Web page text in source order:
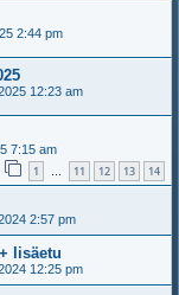
2:44 pm
12:23 am
7:15 am
1 … 11 12 13 14
2:57 pm
lisäetu
12:25 pm